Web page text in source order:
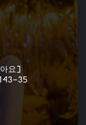
요]
35